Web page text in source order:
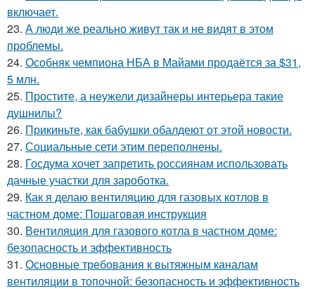
включает.
23. А люди же реально живут так и не видят в этом
проблемы.
24. Особняк чемпиона НБА в Майами продаётся за $31,
5 млн.
25. Простите, а неужели дизайнеры интерьера такие
душнилы?
26. Прикиньте, как бабушки обалдеют от этой новости.
27. Социальные сети этим переполнены.
28. Госдума хочет запретить россиянам использовать
дачные участки для зароботка.
29. Как я делаю вентиляцию для газовых котлов в
частном доме: Пошаговая инструкция
30. Вентиляция для газового котла в частном доме:
безопасность и эффективность
31. Основные требования к вытяжным каналам
вентиляции в топочной: безопасность и эффективность